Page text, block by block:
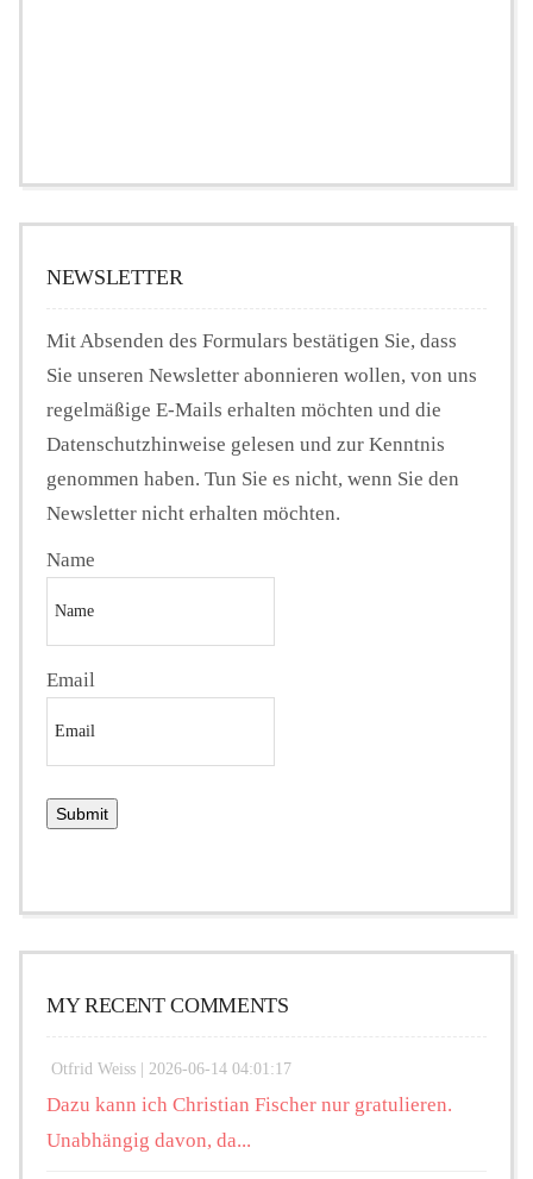
NEWSLETTER
Mit Absenden des Formulars bestätigen Sie, dass
Sie unseren Newsletter abonnieren wollen, von uns
regelmäßige E-Mails erhalten möchten und die
Datenschutzhinweise gelesen und zur Kenntnis
genommen haben. Tun Sie es nicht, wenn Sie den
Newsletter nicht erhalten möchten.
Name
Email
MY RECENT COMMENTS
Otfrid Weiss | 2026-06-14 04:01:17
Dazu kann ich Christian Fischer nur gratulieren.
Unabhängig davon, da...